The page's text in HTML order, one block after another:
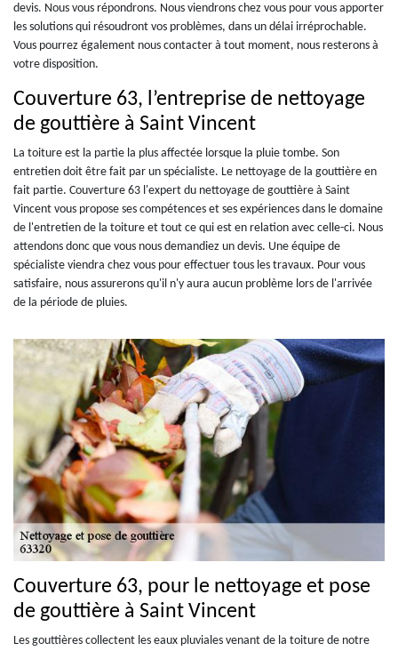
devis. Nous vous répondrons. Nous viendrons chez vous pour vous apporter
les solutions qui résoudront vos problèmes, dans un délai irréprochable.
Vous pourrez également nous contacter à tout moment, nous resterons à
votre disposition.
Couverture 63, l’entreprise de nettoyage
de gouttière à Saint Vincent
La toiture est la partie la plus affectée lorsque la pluie tombe. Son
entretien doit être fait par un spécialiste. Le nettoyage de la gouttière en
fait partie. Couverture 63 l'expert du nettoyage de gouttière à Saint
Vincent vous propose ses compétences et ses expériences dans le domaine
de l'entretien de la toiture et tout ce qui est en relation avec celle-ci. Nous
attendons donc que vous nous demandiez un devis. Une équipe de
spécialiste viendra chez vous pour effectuer tous les travaux. Pour vous
satisfaire, nous assurerons qu'il n'y aura aucun problème lors de l'arrivée
de la période de pluies.
Couverture 63, pour le nettoyage et pose
de gouttière à Saint Vincent
Les gouttières collectent les eaux pluviales venant de la toiture de notre